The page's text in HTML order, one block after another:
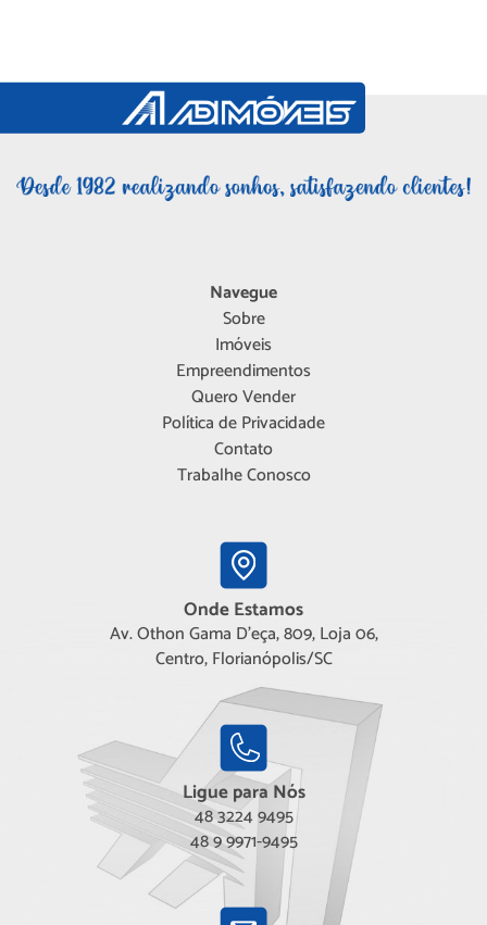
Navegue
Sobre
Imóveis
Empreendimentos
Quero Vender
Política de Privacidade
Contato
Trabalhe Conosco
Onde Estamos
Av. Othon Gama D'eça, 809, Loja 06,
Centro, Florianópolis/SC
Ligue para Nós
48 3224 9495
48 9 9971-9495